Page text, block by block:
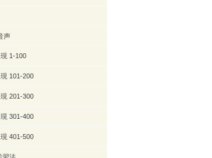
声
1-100
101-200
201-300
301-400
401-500